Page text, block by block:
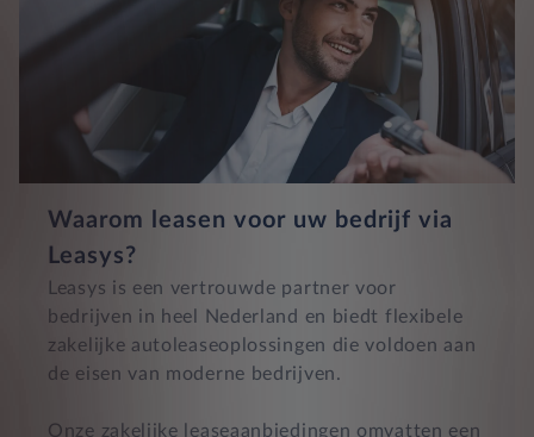
Waarom leasen voor uw bedrijf via
Leasys?
Leasys is een vertrouwde partner voor
bedrijven in heel Nederland en biedt flexibele
zakelijke autoleaseoplossingen die voldoen aan
de eisen van moderne bedrijven.
Onze zakelijke leaseaanbiedingen omvatten een